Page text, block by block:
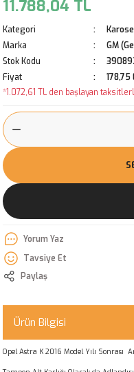
11.788,04 TL
Kategori
Marka
GM
Stok Kodu
Fiyat
178,75
*1.072,61 TL den başlayan
Yorum Yaz
Tavsiye Et
Paylaş
Ürün Bilgisi
Opel Astra K 2016 Model Yılı